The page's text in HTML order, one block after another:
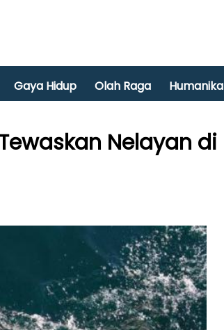
Gaya Hidup Olah Raga Humanika
Nelayan di